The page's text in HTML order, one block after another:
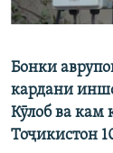
Бонки
кардани
Кӯлоб ва кам
Тоҷикистон